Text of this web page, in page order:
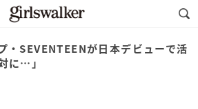
・SEVENTEENが日本デビューで活
に…」